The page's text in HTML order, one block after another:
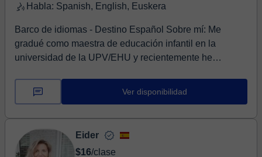
Habla: Spanish, English, Euskera
Barco de idiomas - Destino Español Sobre mí: Me
gradué como maestra de educación infantil en la
universidad de la UPV/EHU y recientemente he
Ver disponibilidad
Eider
$16/clase